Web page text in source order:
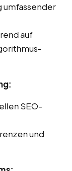
umfassender
auf
SEO-
und